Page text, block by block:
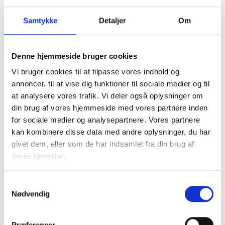
Samtykke Detaljer Om
Denne hjemmeside bruger cookies
Vi bruger cookies til at tilpasse vores indhold og
annoncer, til at vise dig funktioner til sociale medier og til
at analysere vores trafik. Vi deler også oplysninger om
din brug af vores hjemmeside med vores partnere inden
for sociale medier og analysepartnere. Vores partnere
kan kombinere disse data med andre oplysninger, du har
givet dem, eller som de har indsamlet fra din brug af
deres tjenester.
Nødvendig
boligorganisationens afdelinger samlet set maksimalt må
have modtaget, hvad der svarer til 300.000 EUR som de
indsendes en de minimis-erklæring.
Ved yderligere spørgsmål til BL kan henvendelse ske til
juridisk konsulent Mette Nørgaard Larsen på mel@bl.dk.
Med venlig hilsen
Bent Madsen / Mette Nørgaard Larsen
Kontakt